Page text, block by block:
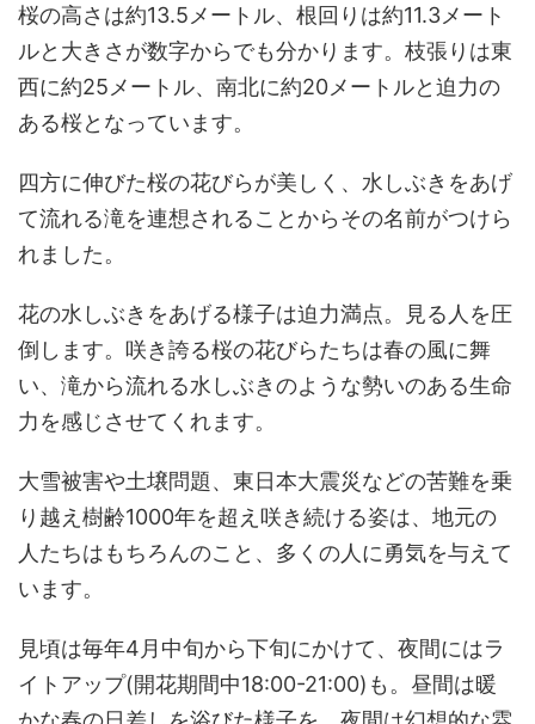
桜の高さは約13.5メートル、根回りは約11.3メート
ルと大きさが数字からでも分かります。枝張りは東
西に約25メートル、南北に約20メートルと迫力の
ある桜となっています。
四方に伸びた桜の花びらが美しく、水しぶきをあげ
て流れる滝を連想されることからその名前がつけら
れました。
花の水しぶきをあげる様子は迫力満点。見る人を圧
倒します。咲き誇る桜の花びらたちは春の風に舞
い、滝から流れる水しぶきのような勢いのある生命
力を感じさせてくれます。
大雪被害や土壌問題、東日本大震災などの苦難を乗
り越え樹齢1000年を超え咲き続ける姿は、地元の
人たちはもちろんのこと、多くの人に勇気を与えて
います。
見頃は毎年4月中旬から下旬にかけて、夜間にはラ
イトアップ(開花期間中18:00-21:00)も。昼間は暖